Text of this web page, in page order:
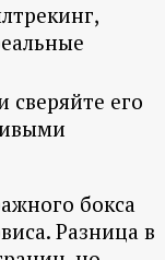
сверяйте его
бокса
Разница в